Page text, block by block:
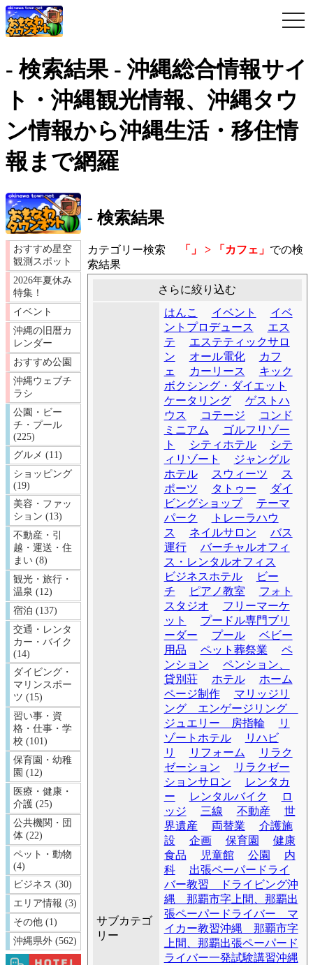
- 検索結果 - 沖縄総合情報サイ
ト・沖縄観光情報、沖縄タウ
ン情報から沖縄生活・移住情
報まで網羅
おすすめ星空
観測スポット
2026年夏休み
特集！
イベント
沖縄の旧暦カ
レンダー
おすすめ公園
沖縄ウェブチ
ラシ
公園・ビー
チ・プール
(225)
グルメ (11)
ショッピング
(19)
美容・ファッ
ション (13)
不動産・引
越・運送・住
まい (8)
観光・旅行・
温泉 (12)
宿泊 (137)
交通・レンタ
カー・バイク
(14)
ダイビング・
マリンスポー
ツ (15)
習い事・資
格・仕事・学
校 (101)
保育園・幼稚
園 (12)
医療・健康・
介護 (25)
公共機関・団
体 (22)
ペット・動物
(4)
ビジネス (30)
エリア情報 (3)
その他 (1)
沖縄県外 (562)
- 検索結果
カテゴリー検索 「」 > 「カフェ」 での検
索結果
さらに絞り込む
サブカテゴ
リー
はんこ イベント
イベ
ントプロデュース
エス
テ
エステティックサロ
ン
オール電化
カフ
ェ
カーリース
キック
ボクシング・ダイエット
ケータリング
ゲストハ
ウス
コテージ
コンド
ミニアム
ゴルフリゾー
ト
シティホテル
シテ
ィリゾート
ジャングル
ホテル
スウィーツ
ス
ポーツ
タトゥー
ダイ
ビングショップ
テーマ
パーク
トレーラハウ
ス
ネイルサロン
バス
運行
バーチャルオフィ
ス・レンタルオフィス
ビジネスホテル
ビー
チ
ピアノ教室
フォト
スタジオ
フリーマーケ
ット
プードル専門ブリ
ーダー
プール
ベビー
用品
ペット葬祭業
ペ
ンション
ペンション、
貸別荘
ホテル
ホーム
ページ制作
マリッジリ
ング エンゲージリング
ジュエリー 房指輪
リ
ゾートホテル
リハビ
リ
リフォーム
リラク
ゼーション
リラクゼー
ションサロン
レンタカ
ー
レンタルバイク
ロ
ッジ
三線 不動産
世
界遺産
両替業
介護施
設
企画 保育園
健康
食品
児童館 公園
内
科
出張ペーパードライ
バー教習 ドライビング沖
縄 那覇市字上間、那覇出
張ペーパードライバー マ
イカー教習沖縄 那覇市字
上間、那覇出張ペーパード
ライバー一発試験講習沖縄